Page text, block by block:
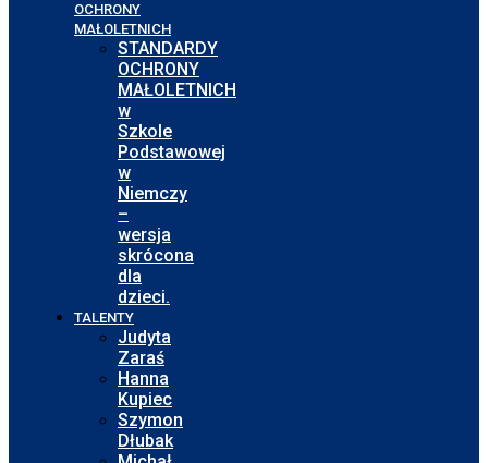
OCHRONY
MAŁOLETNICH
STANDARDY
OCHRONY
MAŁOLETNICH
w
Szkole
Podstawowej
w
Niemczy
–
wersja
skrócona
dla
dzieci.
TALENTY
Judyta
Zaraś
Hanna
Kupiec
Szymon
Dłubak